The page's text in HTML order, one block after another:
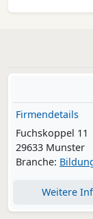
Firmendetails
Fuchskoppel 11
29633 Munster
Branche:
Weitere